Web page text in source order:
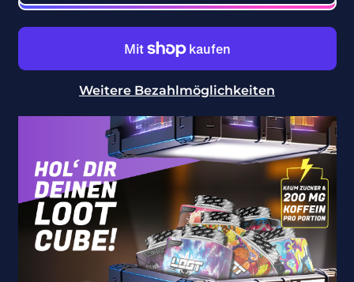
Weitere Bezahlmöglichkeiten